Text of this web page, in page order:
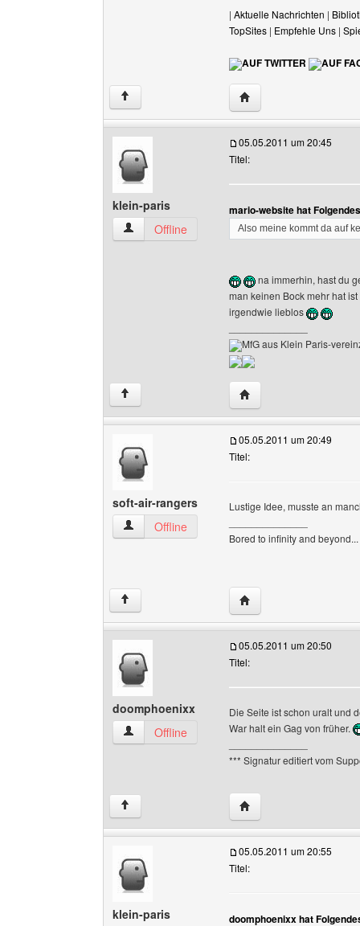
| Aktuelle Nachrichten |
TopSites | Empfehle Uns |
AUF TWITTER AUF
↑ Website dieses
klein-paris
klein-paris Benutzer-Profile anzeigen
Offline
05.05.2011 um 20:45
Titel:
mario-website hat
Also meine kommt da auf
na immerhin, hast du
man keinen Bock mehr hat
irgendwie lieblos
MfG aus Klein Paris-
↑ Website dieses
soft-air-rangers
soft-air-rangers Benutzer-Profile anzeigen
Offline
05.05.2011 um 20:49
Titel:
Lustige Idee, musste an
Bored to infinity and beyond...
↑ Website dieses
doomphoenixx
doomphoenixx Benutzer-Profile anzeigen
Offline
05.05.2011 um 20:50
Titel:
Die Seite ist schon uralt und
War halt ein Gag von früher.
*** Signatur editiert vom
↑ Website dieses
klein-paris
05.05.2011 um 20:55
Titel:
doomphoenixx hat